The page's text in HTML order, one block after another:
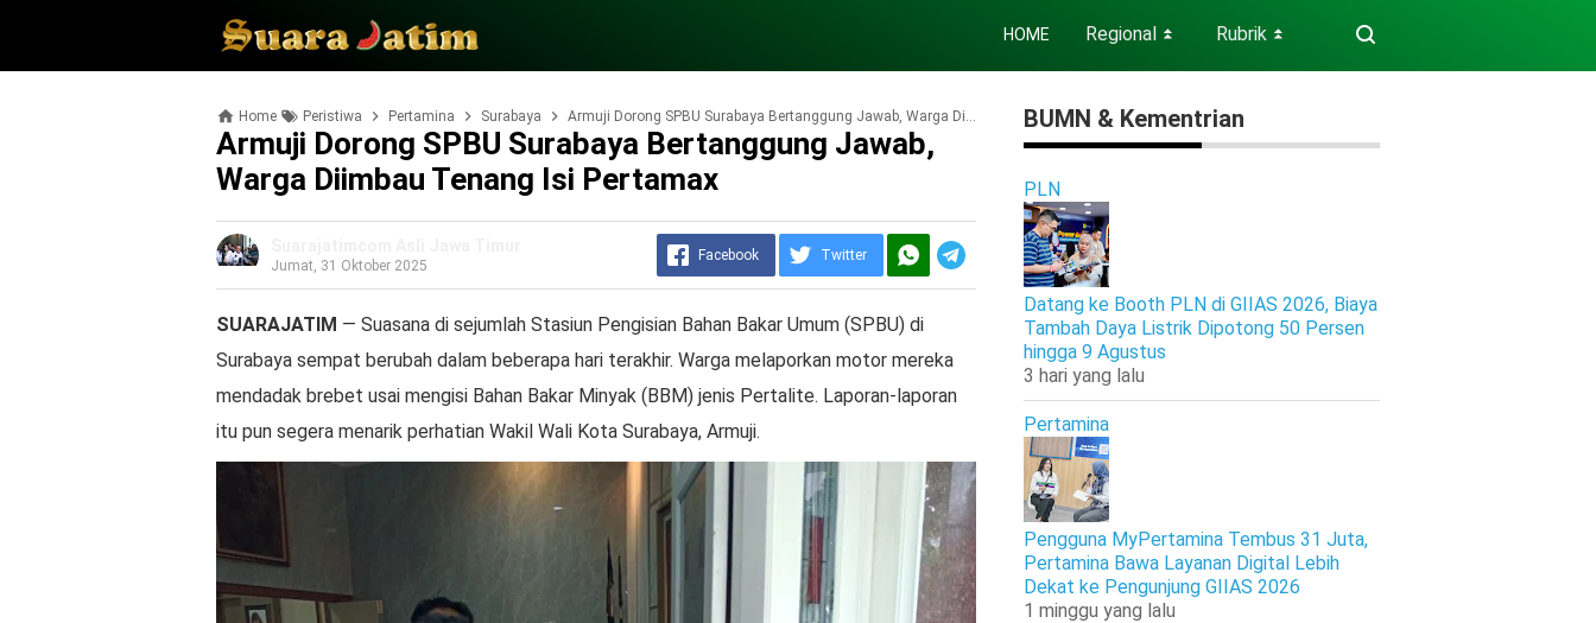
HOME Regional ⏬ Rubrik ⏬
Home Peristiwa Pertamina Surabaya Armuji Dorong SPBU Surabaya Bertanggung Jawab, Warga Diimbau Tenang Isi Pertamax
Armuji Dorong SPBU Surabaya Bertanggung Jawab,
Warga Diimbau Tenang Isi Pertamax
Jumat, 31 Oktober 2025
Facebook Twitter
SUARAJATIM — Suasana di sejumlah Stasiun Pengisian Bahan Bakar Umum (SPBU) di
Surabaya sempat berubah dalam beberapa hari terakhir. Warga melaporkan motor mereka
mendadak brebet usai mengisi Bahan Bakar Minyak (BBM) jenis Pertalite. Laporan-laporan
itu pun segera menarik perhatian Wakil Wali Kota Surabaya, Armuji.
BUMN & Kementrian
PLN
Datang ke Booth PLN di GIIAS 2026, Biaya
Tambah Daya Listrik Dipotong 50 Persen
hingga 9 Agustus
3 hari yang lalu
Pertamina
Pengguna MyPertamina Tembus 31 Juta,
Pertamina Bawa Layanan Digital Lebih
Dekat ke Pengunjung GIIAS 2026
1 minggu yang lalu